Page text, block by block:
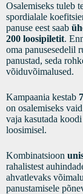
Osalemiseks tuleb
spordialale
panuse eest saab
200 loosipiletit.
oma panusesedelil
panustad, seda
võiduvõimalused.
Kampaania kestab
on osalemiseks
vaja kasutada koodi
loosimisel.
Kombinatsioon
rahalistest
ahvatlevaks
panustamisele